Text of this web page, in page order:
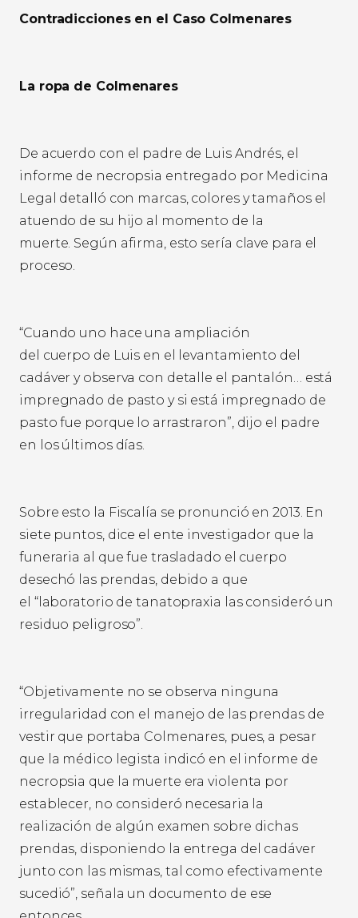
Contradicciones en el Caso Colmenares
La ropa de Colmenares
De acuerdo con el padre de Luis Andrés, el
informe de necropsia entregado por Medicina
Legal detalló con marcas, colores y tamaños el
atuendo de su hijo al momento de la
muerte. Según afirma, esto sería clave para el
proceso.
“Cuando uno hace una ampliación
del cuerpo de Luis en el levantamiento del
cadáver y observa con detalle el pantalón… está
impregnado de pasto y si está impregnado de
pasto fue porque lo arrastraron”, dijo el padre
en los últimos días.
Sobre esto la Fiscalía se pronunció en 2013. En
siete puntos, dice el ente investigador que la
funeraria al que fue trasladado el cuerpo
desechó las prendas, debido a que
el “laboratorio de tanatopraxia las consideró un
residuo peligroso”.
“Objetivamente no se observa ninguna
irregularidad con el manejo de las prendas de
vestir que portaba Colmenares, pues, a pesar
que la médico legista indicó en el informe de
necropsia que la muerte era violenta por
establecer, no consideró necesaria la
realización de algún examen sobre dichas
prendas, disponiendo la entrega del cadáver
junto con las mismas, tal como efectivamente
sucedió”, señala un documento de ese